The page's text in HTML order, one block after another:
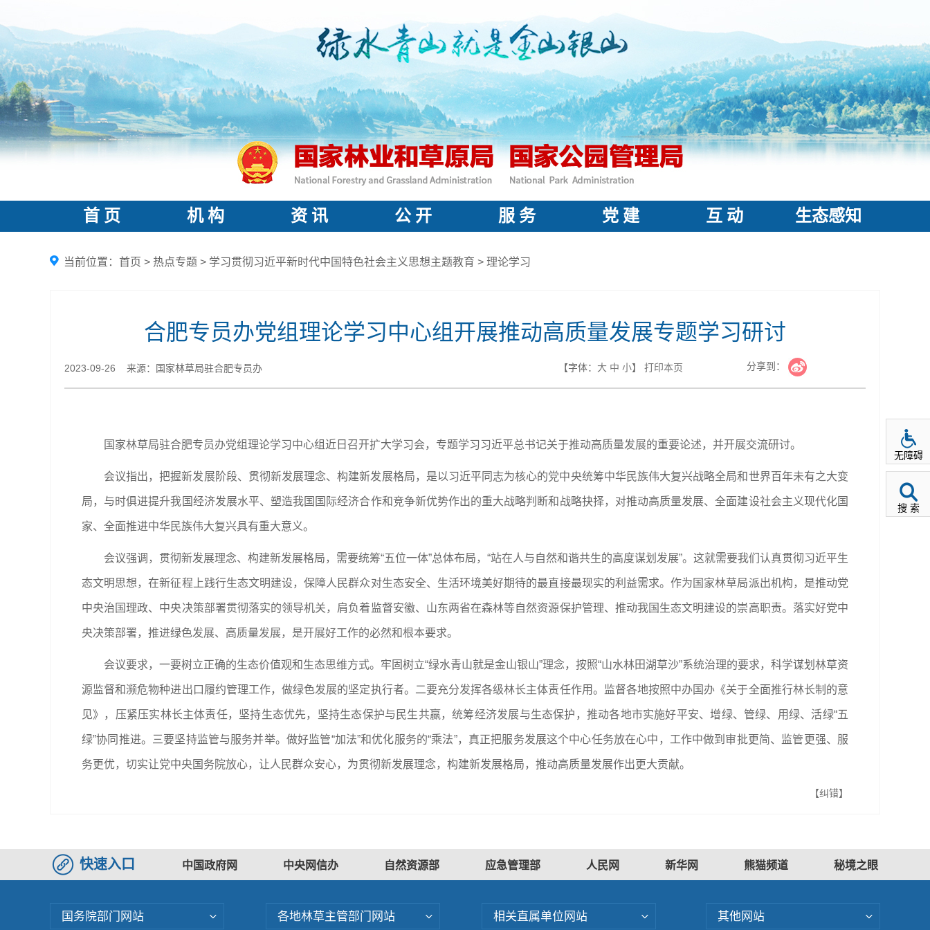
首 页 机 构 资 讯 公 开 服 务 党 建 互 动 生态感知
当前位置： 首页 > 热点专题 > 学习贯彻习近平新时代中国特色社会主义思想主题教育 > 理论学习
合肥专员办党组理论学习中心组开展推动高质量发展专题学习研讨
2023-09-26 来源：国家林草局驻合肥专员办 【字体： 大 中 小】 打印本页 分享到：
国家林草局驻合肥专员办党组理论学习中心组近日 召开扩大学习会，专题学习习近平总书记关于推动高质量发展的重要论述，并开展交流研讨。
会议指出，把握新发展阶段、贯彻新发展理念、构建新发展格局，是以习近平同志为核心的党中央统筹中华民族伟大复兴战略全局和世界百年未有之大变
局，与时俱进提升我国经济发展水平、塑造我国国际经济合作和竞争新优势作出的重大战略判断和战略抉择，对推动高质量发展、全面建设社会主义现代化国
家、全面推进中华民族伟大复兴具有重大意义。
会议强调，贯彻新发展理念、构建新发展格局，需要统筹“五位一体”总体布局，“站在人与自然和谐共生的高度谋划发展”。这就需要我们认真贯彻习近平生
态文明思想，在新征程上践行生态文明建设，保障人民群众对生态安全、生活环境美好期待的最直接最现实的利益需求。作为国家林草局派出机构，是推动党
中央治国理政、中央决策部署贯彻落实的领导机关，肩负着监督安徽、山东两省在森林等自然资源保护管理、推动我国生态文明建设的崇高职责。落实好党中
央决策部署，推进绿色发展、高质量发展，是开展好工作的必然和根本要求。
会议要求，一要树立正确的生态价值观和生态思维方式。牢固树立“绿水青山就是金山银山”理念，按照“山水林田湖草沙”系统治理的要求，科学谋划林草资
源监督和濒危物种进出口履约管理工作，做绿色发展的坚定执行者。二要充分发挥各级林长主体责任作用。监督各地按照中办国办《关于全面推行林长制的意
见》，压紧压实林长主体责任，坚持生态优先，坚持生态保护与民生共赢，统筹经济发展与生态保护，推动各地市实施好平安、增绿、管绿、用绿、活绿“五
绿”协同推进。三要坚持监管与服务并举。做好监管“加法”和优化服务的“乘法”，真正把服务发展这个中心任务放在心中，工作中做到审批更简、监管更强、服
务更优，切实让党中央国务院放心，让人民群众安心，为贯彻新发展理念，构建新发展格局，推动高质量发展作出更大贡献。
【纠错】
快速入口 中国政府网 中央网信办 自然资源部 应急管理部 人民网 新华网 熊猫频道 秘境之眼
国务院部门网站 各地林草主管部门网站 相关直属单位网站 其他网站
无障碍
搜 索